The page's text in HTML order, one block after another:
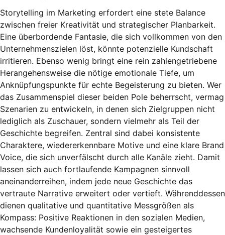
Storytelling im Marketing erfordert eine stete Balance
zwischen freier Kreativität und strategischer Planbarkeit.
Eine überbordende Fantasie, die sich vollkommen von den
Unternehmenszielen löst, könnte potenzielle Kundschaft
irritieren. Ebenso wenig bringt eine rein zahlengetriebene
Herangehensweise die nötige emotionale Tiefe, um
Anknüpfungspunkte für echte Begeisterung zu bieten. Wer
das Zusammenspiel dieser beiden Pole beherrscht, vermag
Szenarien zu entwickeln, in denen sich Zielgruppen nicht
lediglich als Zuschauer, sondern vielmehr als Teil der
Geschichte begreifen. Zentral sind dabei konsistente
Charaktere, wiedererkennbare Motive und eine klare Brand
Voice, die sich unverfälscht durch alle Kanäle zieht. Damit
lassen sich auch fortlaufende Kampagnen sinnvoll
aneinanderreihen, indem jede neue Geschichte das
vertraute Narrative erweitert oder vertieft. Währenddessen
dienen qualitative und quantitative Messgrößen als
Kompass: Positive Reaktionen in den sozialen Medien,
wachsende Kundenloyalität sowie ein gesteigertes